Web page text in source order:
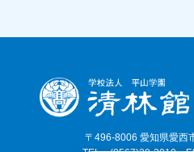
〒496-8006 愛知県愛西